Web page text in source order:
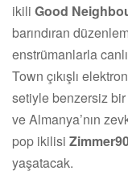
ikili Good
barındıran
enstrümanlarla
Town çıkışlı
setiyle benzersiz
ve Almanya’nın
pop ikilisi
yaşatacak.